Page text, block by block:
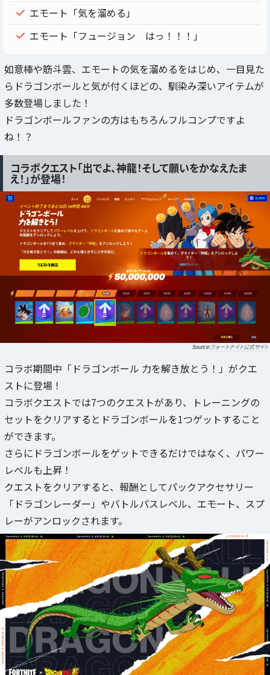
エモート「気を溜める」
エモート「フュージョン はっ！！！」
如意棒や筋斗雲、エモートの気を溜めるをはじめ、一目見た
らドラゴンボールと気が付くほどの、馴染み深いアイテムが
多数登場しました！
ドラゴンボールファンの方はもちろんフルコンプですよ
ね！？
コラボクエスト「出でよ、神龍！そして願いをかなえたま
え！」が登場！
フォートナイト公式サイト
コラボ期間中「ドラゴンボール 力を解き放とう！」がクエ
ストに登場！
コラボクエストでは7つのクエストがあり、トレーニングの
セットをクリアするとドラゴンボールを1つゲットすること
ができます。
さらにドラゴンボールをゲットできるだけではなく、パワー
レベルも上昇！
クエストをクリアすると、報酬としてパックアクセサリー
「ドラゴンレーダー」やバトルパスレベル、エモート、スプ
レーがアンロックされます。